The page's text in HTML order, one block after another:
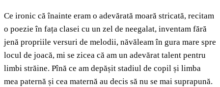
Ce ironic că înainte eram o adevărată moară stricată, recitam
o poezie în fața clasei cu un zel de neegalat, inventam fără
jenă propriile versuri de melodii, năvăleam în gura mare spre
locul de joacă, mi se zicea că am un adevărat talent pentru
limbi străine. Pînă ce am depășit stadiul de copil și limba
mea paternă și cea maternă au decis să nu se mai suprapună.